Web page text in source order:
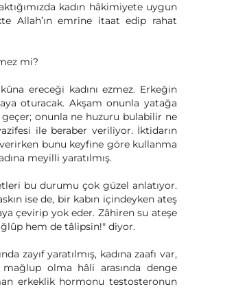
kadın hâkimiyete uygun
Allah’ın emrine itaat edip rahat
mi?
ereceği kadını ezmez. Erkeğin
oturacak. Akşam onunla yatağa
onunla ne huzuru bulabilir ne
ile beraber veriliyor. İktidarın
bunu keyfine göre kullanma
meyilli yaratılmış.
bu durumu çok güzel anlatıyor.
ise de, bir kabın içindeyken ateş
çevirip yok eder. Zâhiren su ateşe
hem de tâlipsin!" diyor.
zayıf yaratılmış, kadına zaafı var,
olma hâli arasında denge
erkeklik hormonu testosteronun